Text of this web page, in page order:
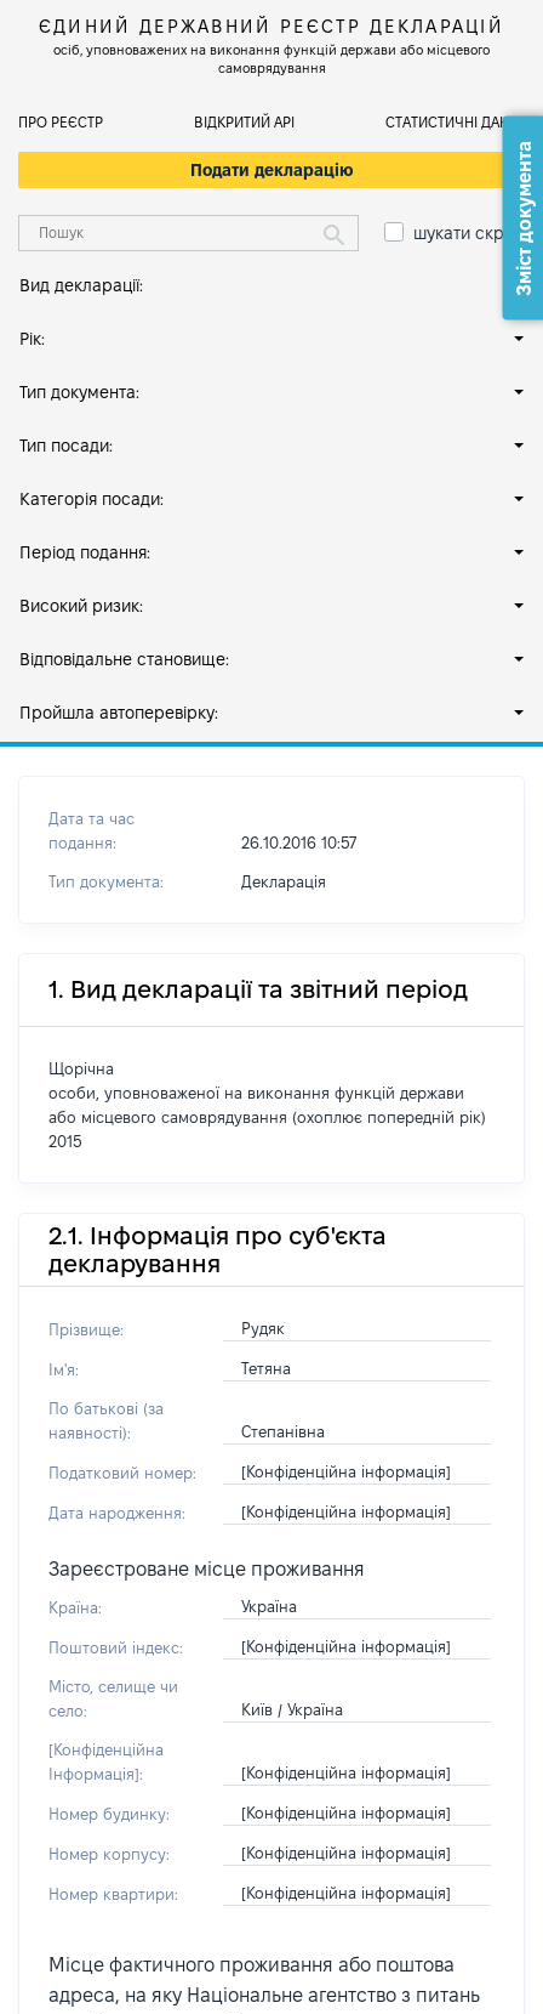
ЄДИНИЙ ДЕРЖАВНИЙ РЕЄСТР ДЕКЛАРАЦІЙ
осіб, уповноважених на виконання функцій держави або місцевого
самоврядування
ПРО РЕЄСТР ВІДКРИТИЙ АРІ СТАТИСТИЧНІ ДАНІ
Подати декларацію
шукати скрізь
Вид декларації:
Рік:
Тип документа:
Тип посади:
Категорія посади:
Період подання:
Високий ризик:
Відповідальне становище:
Пройшла автоперевірку:
Дата та час
подання:
26.10.2016 10:57
Тип документа: Декларація
1. Вид декларації та звітний період
Щорічна
особи, уповноваженої на виконання функцій держави
або місцевого самоврядування (охоплює попередній рік)
2015
2.1. Інформація про суб'єкта
декларування
Прізвище: Рудяк
Ім'я: Тетяна
По батькові (за
наявності):
Степанівна
Податковий номер: [Конфіденційна інформація]
Дата народження: [Конфіденційна інформація]
Зареєстроване місце проживання
Країна: Україна
Поштовий індекс: [Конфіденційна інформація]
Місто, селище чи
село:
Київ / Україна
[Конфіденційна
Інформація]:
[Конфіденційна інформація]
Номер будинку: [Конфіденційна інформація]
Номер корпусу: [Конфіденційна інформація]
Номер квартири: [Конфіденційна інформація]
Місце фактичного проживання або поштова
адреса, на яку Національне агентство з питань
Зміст документа